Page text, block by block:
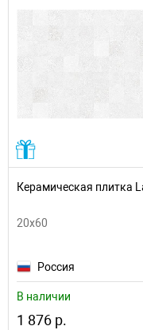
Керамическая плитка
20x60
Россия
В наличии
1 876 р.